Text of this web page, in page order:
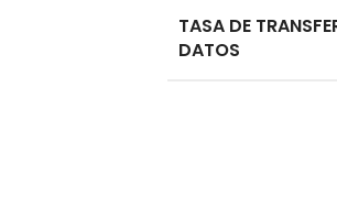
TASA DE
DATOS